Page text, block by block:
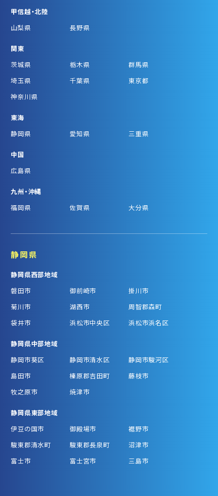
甲信越・北陸
山梨県
長野県
関東
茨城県
栃木県
群馬県
埼玉県
千葉県
東京都
神奈川県
東海
静岡県
愛知県 三重県
中国
広島県
九州・沖縄
福岡県
佐賀県 大分県
静岡県
静岡県西部地域
磐田市
御前崎市
掛川市
菊川市
湖西市
周智郡森町
袋井市
浜松市中央区 浜松市浜名区
静岡県中部地域
静岡市葵区
静岡市清水区
静岡市駿河区
島田市
榛原郡吉田町
藤枝市
牧之原市
焼津市
静岡県東部地域
伊豆の国市
御殿場市
裾野市
駿東郡清水町
駿東郡長泉町
沼津市
富士市
富士宮市 三島市